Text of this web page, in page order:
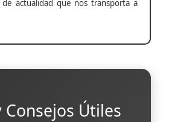
actualidad que nos transporta a
Consejos Útiles